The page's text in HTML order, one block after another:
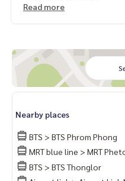
- ไมโครเวฟ
- โต๊ะเครื่องแป้ง
- โซฟา
- โต๊ะทานอาหาร และเก้าอี้ 2
Read more
Nearby places
BTS > BTS Phrom Phong
MRT blue line > MRT
BTS > BTS Thonglor